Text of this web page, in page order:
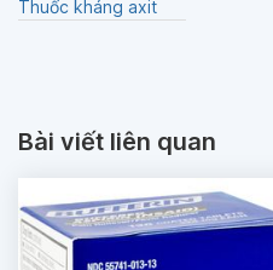
Thuốc kháng axit
Bài viết liên quan